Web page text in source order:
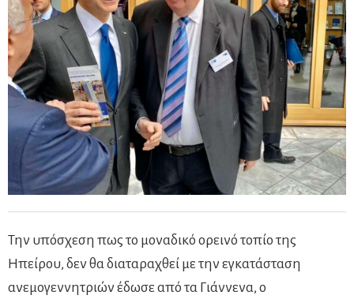
Την υπόσχεση πως το μοναδικό ορεινό τοπίο της
Ηπείρου, δεν θα διαταραχθεί με την εγκατάσταση
ανεμογεννητριών έδωσε από τα Γιάννενα, ο